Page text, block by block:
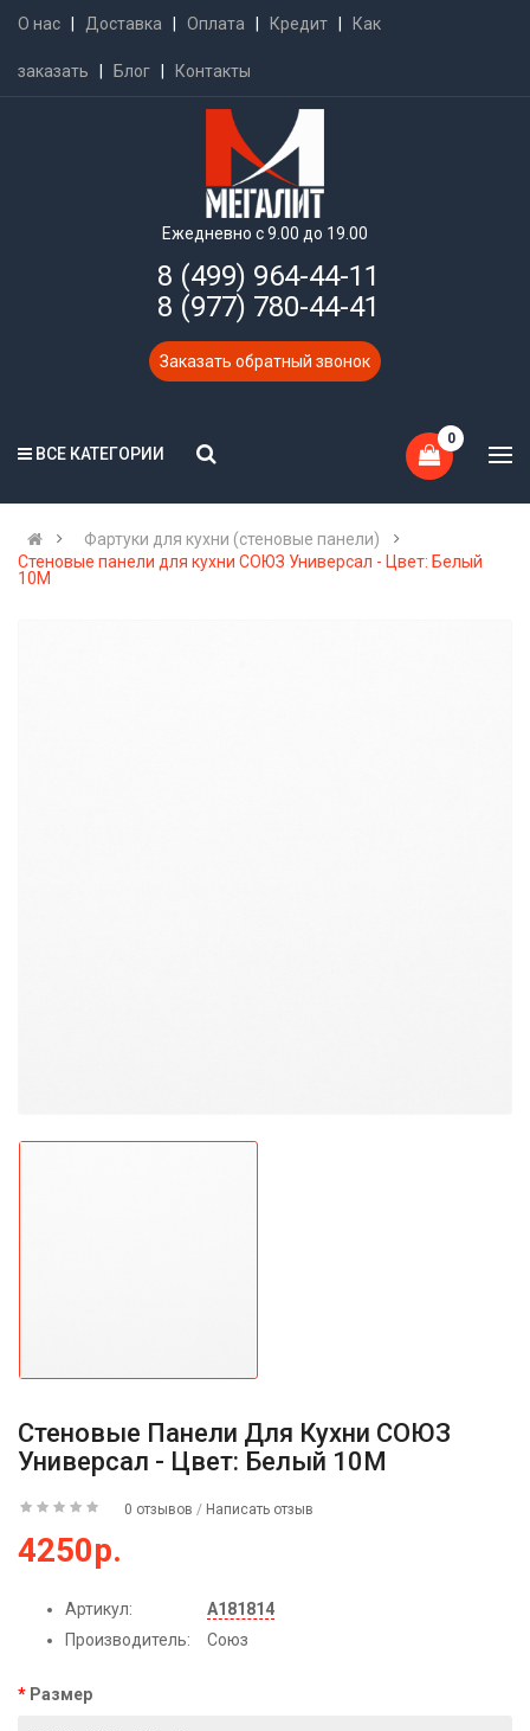
О нас Доставка Оплата Кредит Как
заказать Блог Контакты
Ежедневно с 9.00 до 19.00
8 (499) 964-44-11
8 (977) 780-44-41
Заказать обратный звонок
ВСЕ КАТЕГОРИИ
0
Фартуки для кухни (стеновые панели)
Стеновые панели для кухни СОЮЗ Универсал - Цвет: Белый
10М
Стеновые Панели Для Кухни СОЮЗ
Универсал - Цвет: Белый 10М
0 отзывов / Написать отзыв
4250р.
Артикул:
А181814
Производитель:
Союз
Размер